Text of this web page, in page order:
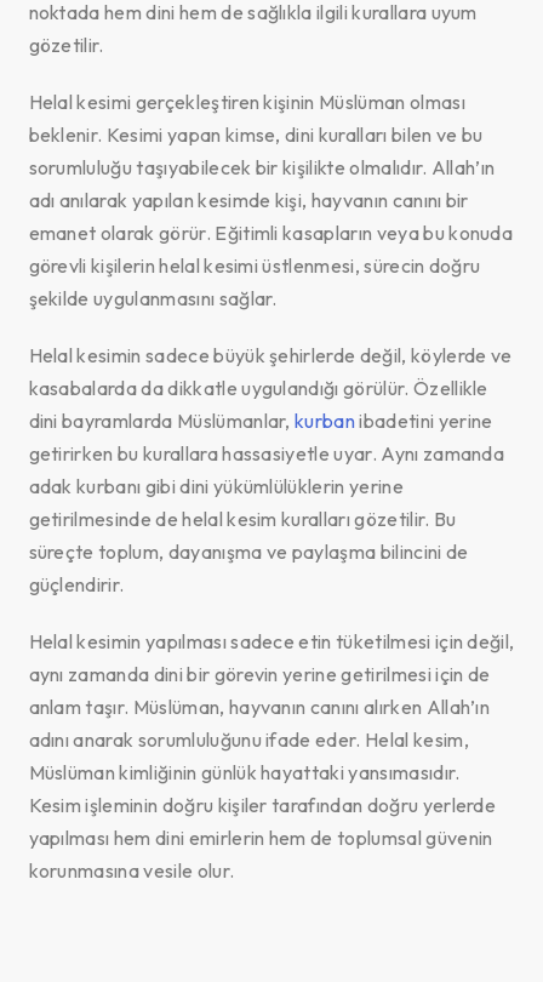
noktada hem dini hem de sağlıkla ilgili kurallara uyum
gözetilir.
Helal kesimi gerçekleştiren kişinin Müslüman olması
beklenir. Kesimi yapan kimse, dini kuralları bilen ve bu
sorumluluğu taşıyabilecek bir kişilikte olmalıdır. Allah’ın
adı anılarak yapılan kesimde kişi, hayvanın canını bir
emanet olarak görür. Eğitimli kasapların veya bu konuda
görevli kişilerin helal kesimi üstlenmesi, sürecin doğru
şekilde uygulanmasını sağlar.
Helal kesimin sadece büyük şehirlerde değil, köylerde ve
kasabalarda da dikkatle uygulandığı görülür. Özellikle
dini bayramlarda Müslümanlar,kurbanibadetini yerine
getirirken bu kurallara hassasiyetle uyar. Aynı zamanda
adak kurbanı gibi dini yükümlülüklerin yerine
getirilmesinde de helal kesim kuralları gözetilir. Bu
süreçte toplum, dayanışma ve paylaşma bilincini de
güçlendirir.
Helal kesimin yapılması sadece etin tüketilmesi için değil,
aynı zamanda dini bir görevin yerine getirilmesi için de
anlam taşır. Müslüman, hayvanın canını alırken Allah’ın
adını anarak sorumluluğunu ifade eder. Helal kesim,
Müslüman kimliğinin günlük hayattaki yansımasıdır.
Kesim işleminin doğru kişiler tarafından doğru yerlerde
yapılması hem dini emirlerin hem de toplumsal güvenin
korunmasına vesile olur.